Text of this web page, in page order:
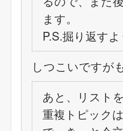
ます。
P.S.掘り返す
しつこいですが
あと、リスト
重複トピック